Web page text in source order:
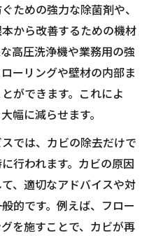
ための強力な除菌剤や、
から改善するための機材
高圧洗浄機や業務用の強
ーリングや壁材の内部ま
ができます。これによ
幅に減らせます。
では、カビの除去だけで
行われます。カビの原因
、適切なアドバイスや対
的です。例えば、フロー
を施すことで、カビが再